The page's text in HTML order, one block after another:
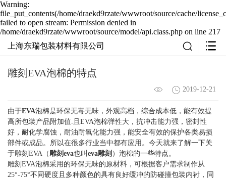
Warning:
file_put_contents(/home/draekd9rzate/wwwroot/source/cache/
failed to open stream: Permission denied in
/home/draekd9rzate/wwwroot/source/model/api.class.php on line 217
上海东瑞包装材料有限公司
雕刻EVA泡棉的特点
2019-12-21
由于EVA泡棉是环保无毒无味，外观高档，综合成本低，能有效提
高所包装产品附加值.且EVA泡棉弹性大，抗冲击能力强，密封性
好，耐化学腐蚀，耐油耐氧化能力强，能安全有效的保护各类易损
部件或成品。所以在很多行业当中都有应用。今天就来了解一下关
于雕刻EVA（ 雕刻eva也叫 eva雕刻 ）泡棉的一些特点。
雕刻EVA泡棉采用的环保无味的原材料，可根据客户需求制作从
25°-75°不同硬度且多种颜色的具有良好缓冲的防碰撞包装内衬，同